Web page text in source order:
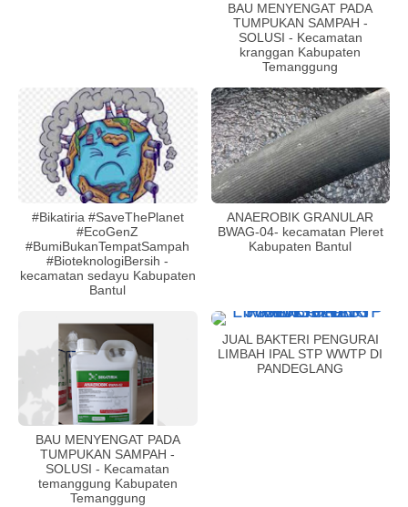
BAU MENYENGAT PADA
TUMPUKAN SAMPAH -
SOLUSI - Kecamatan
kranggan Kabupaten
Temanggung
#Bikatiria #SaveThePlanet
#EcoGenZ
#BumiBukanTempatSampah
#BioteknologiBersih -
kecamatan sedayu Kabupaten
Bantul
ANAEROBIK GRANULAR
BWAG-04- kecamatan Pleret
Kabupaten Bantul
BAU MENYENGAT PADA
TUMPUKAN SAMPAH -
SOLUSI - Kecamatan
temanggung Kabupaten
Temanggung
JUAL BAKTERI PENGURAI
LIMBAH IPAL STP WWTP DI
PANDEGLANG